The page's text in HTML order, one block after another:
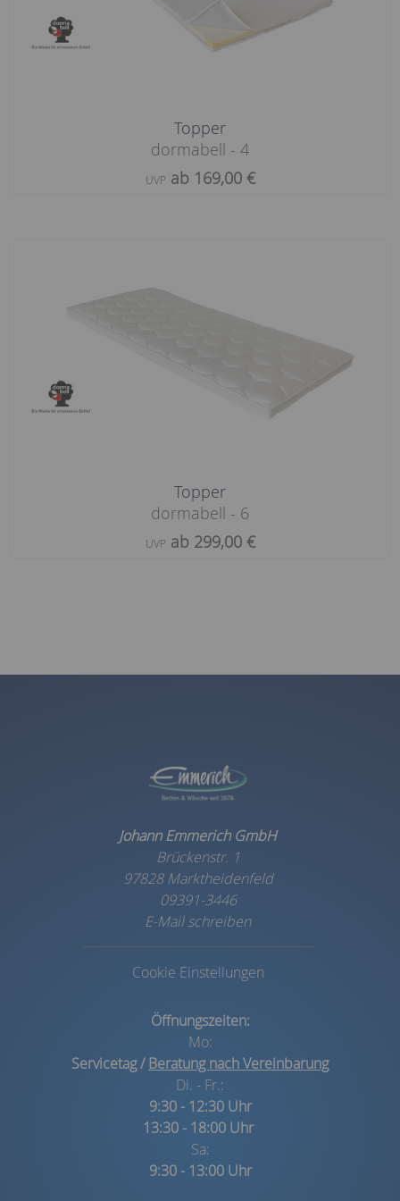
Topper
dormabell - 4
UVPab 169,00 €
Topper
dormabell - 6
UVPab 299,00 €
Johann Emmerich GmbH
Brückenstr. 1
97828 Marktheidenfeld
09391-3446
E-Mail schreiben
Cookie Einstellungen
Öffnungszeiten:
Mo:
Servicetag /Beratung nach Vereinbarung
Di. - Fr.:
9:30 - 12:30 Uhr
13:30 - 18:00 Uhr
Sa:
9:30 - 13:00 Uhr